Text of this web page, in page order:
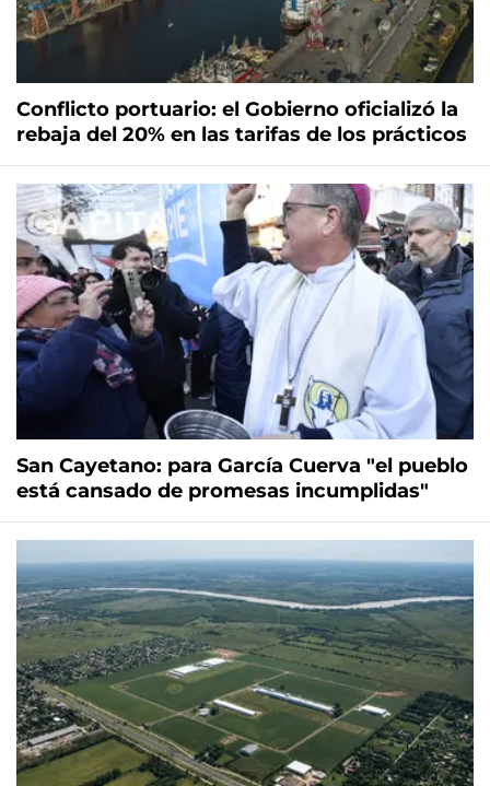
Conflicto portuario: el Gobierno oficializó la
rebaja del 20% en las tarifas de los prácticos
San Cayetano: para García Cuerva "el pueblo
está cansado de promesas incumplidas"